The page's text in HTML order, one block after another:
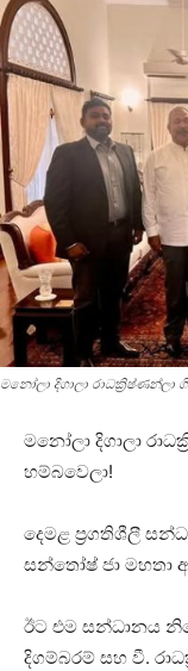
මනෝලා දිගාලා
මනෝලා දිගාලා
හම්බවෙලා!
දෙමළ ප්‍රගතිශීලී
සන්තෝෂ් ජා මහතා
ඊට එම සන්ධානය
දිගම්බරම් සහ වී.